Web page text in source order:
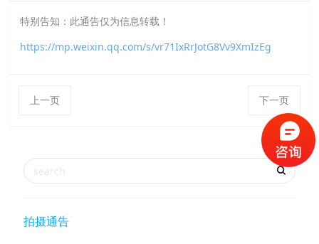
特别告知：此通告仅为信息转载！
https://mp.weixin.qq.com/s/vr71IxRrJotG8Vv9XmIzEg
上一页 下一页
拍摄通告